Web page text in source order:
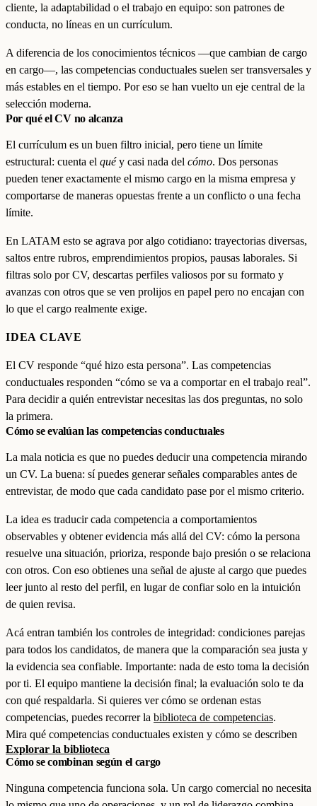
cliente, la adaptabilidad o el trabajo en equipo: son patrones de
conducta, no líneas en un currículum.
A diferencia de los conocimientos técnicos —que cambian de cargo
en cargo—, las competencias conductuales suelen ser transversales y
más estables en el tiempo. Por eso se han vuelto un eje central de la
selección moderna.
Por qué el CV no alcanza
El currículum es un buen filtro inicial, pero tiene un límite
estructural: cuenta el quéy casi nada del cómo. Dos personas
pueden tener exactamente el mismo cargo en la misma empresa y
comportarse de maneras opuestas frente a un conflicto o una fecha
límite.
En LATAM esto se agrava por algo cotidiano: trayectorias diversas,
saltos entre rubros, emprendimientos propios, pausas laborales. Si
filtras solo por CV, descartas perfiles valiosos por su formato y
avanzas con otros que se ven prolijos en papel pero no encajan con
lo que el cargo realmente exige.
IDEA CLAVE
El CV responde “qué hizo esta persona”. Las competencias
conductuales responden “cómo se va a comportar en el trabajo real”.
Para decidir a quién entrevistar necesitas las dos preguntas, no solo
la primera.
Cómo se evalúan las competencias conductuales
La mala noticia es que no puedes deducir una competencia mirando
un CV. La buena: sí puedes generar señales comparables antes de
entrevistar, de modo que cada candidato pase por el mismo criterio.
La idea es traducir cada competencia a comportamientos
observables y obtener evidencia más allá del CV: cómo la persona
resuelve una situación, prioriza, responde bajo presión o se relaciona
con otros. Con eso obtienes una señal de ajuste al cargo que puedes
leer junto al resto del perfil, en lugar de confiar solo en la intuición
de quien revisa.
Acá entran también los controles de integridad: condiciones parejas
para todos los candidatos, de manera que la comparación sea justa y
la evidencia sea confiable. Importante: nada de esto toma la decisión
por ti. El equipo mantiene la decisión final; la evaluación solo te da
con qué respaldarla. Si quieres ver cómo se ordenan estas
competencias, puedes recorrer la biblioteca de competencias.
Mira qué competencias conductuales existen y cómo se describen
Explorar la biblioteca
Cómo se combinan según el cargo
Ninguna competencia funciona sola. Un cargo comercial no necesita